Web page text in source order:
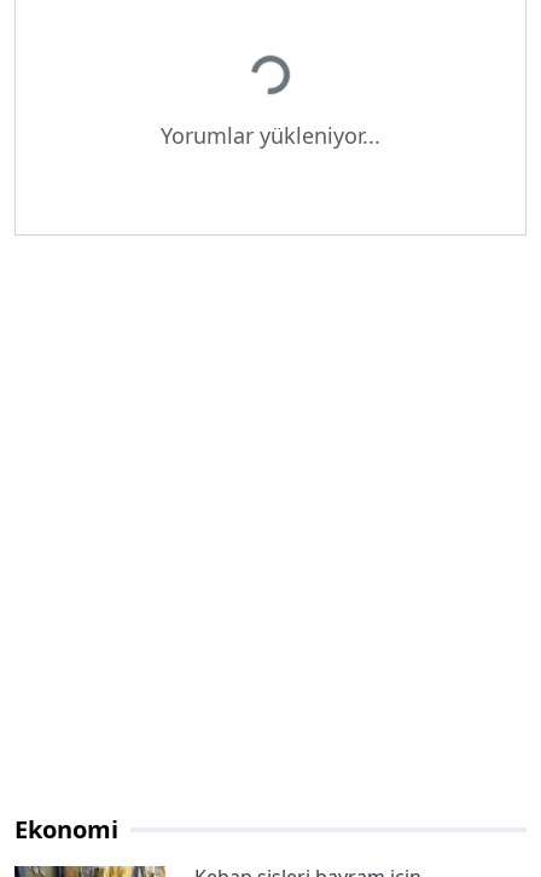
Yükleniyor...
Yorumlar yükleniyor...
Ekonomi